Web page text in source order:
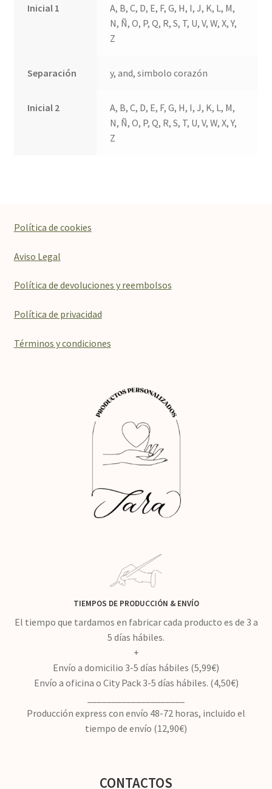
Inicial 1
A, B, C, D, E, F, G, H, I, J, K, L, M,
N, Ñ, O, P, Q, R, S, T, U, V, W, X, Y,
Z
Separación y, and, simbolo corazón
Inicial 2
A, B, C, D, E, F, G, H, I, J, K, L, M,
N, Ñ, O, P, Q, R, S, T, U, V, W, X, Y,
Z
Política de cookies
Aviso Legal
Política de devoluciones y reembolsos
Política de privacidad
Términos y condiciones
TIEMPOS DE PRODUCCIÓN & ENVÍO
El tiempo que tardamos en fabricar cada producto es de 3 a
5 días hábiles.
+
Envío a domicilio 3-5 días hábiles (5,99€)
Envío a oficina o City Pack 3-5 días hábiles. (4,50€)
Producción express con envío 48-72 horas, incluido el
tiempo de envío (12,90€)
CONTACTOS